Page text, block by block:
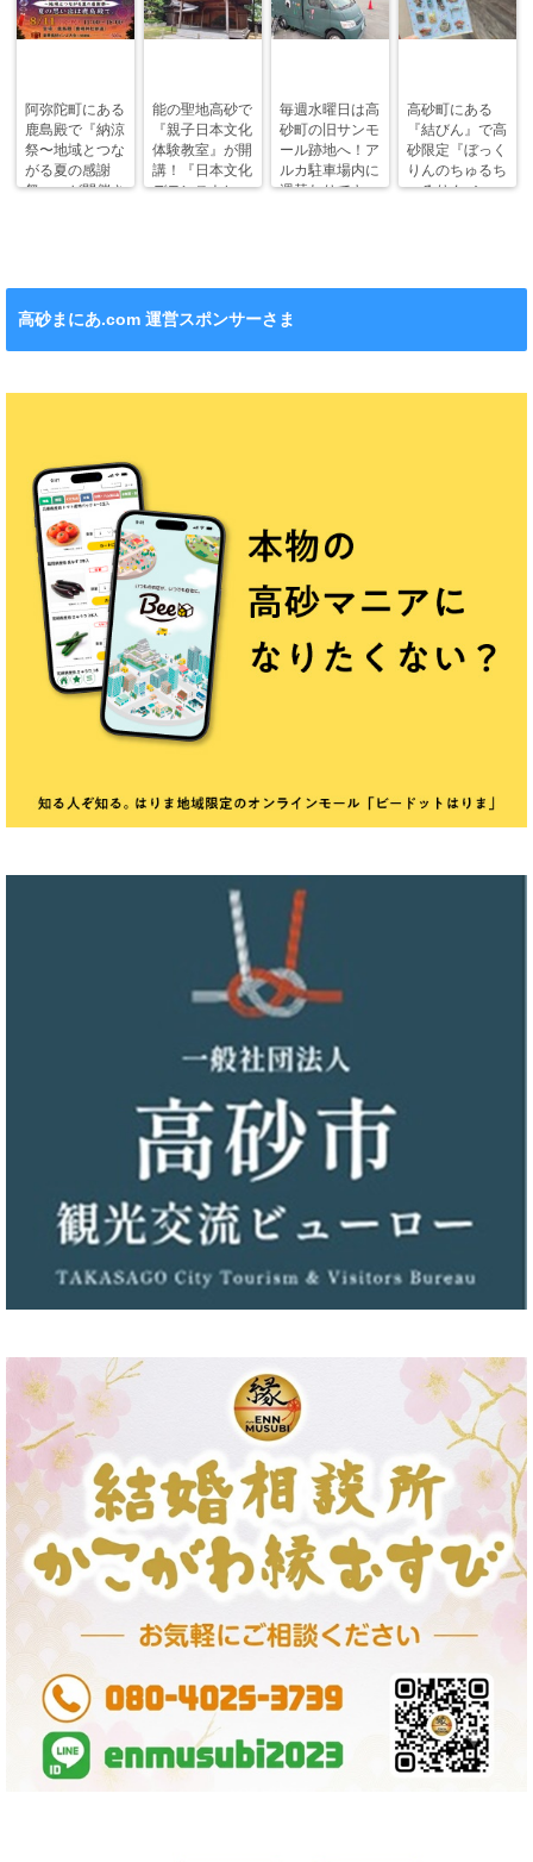
阿弥陀町にある
鹿島殿で『納涼
祭〜地域とつな
がる夏の感謝
祭〜』が開催さ
能の聖地高砂で
『親子日本文化
体験教室』が開
講！『日本文化
デモンストレー
毎週水曜日は高
砂町の旧サンモ
ール跡地へ！ア
ルカ駐車場内に
週替わりでキッ
高砂町にある
『結びん』で高
砂限定『ぼっく
りんのちゅるち
ゅるりん♪シー
高砂まにあ.com 運営スポンサーさま